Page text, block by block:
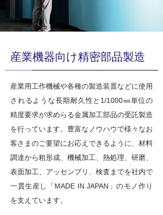
産業機器向け精密部品製造
産業用工作機械や各種の製造装置などに使用
されるような長期耐久性と1/1000㎜単位の
精度要求が求めらる金属加工部品の受託製造
を行っています。豊富なノウハウで様々なお
客さまのご要望にお応えできるように、材料
調達から粗形成、機械加工、熱処理、研磨、
表面加工、アッセンブリ、検査までを社内で
一貫生産し「MADE IN JAPAN」のモノ作り
を支えています。